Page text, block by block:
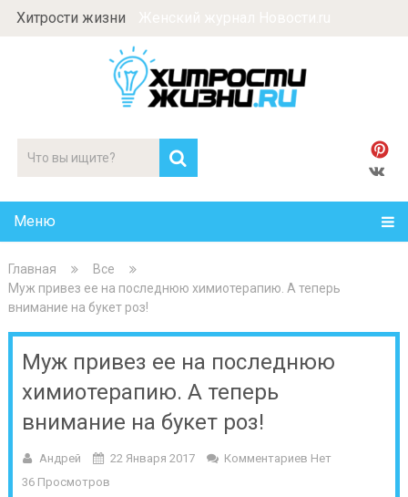
Хитрости жизни
Меню
Главная
Все
Муж привез ее на последнюю химиотерапию. А теперь
внимание на букет роз!
Муж привез ее на последнюю
химиотерапию. А теперь
внимание на букет роз!
Андрей 22 Января 2017
Комментариев Нет
36 Просмотров